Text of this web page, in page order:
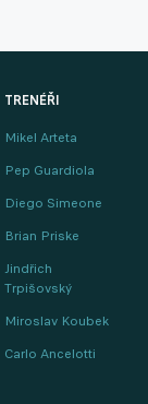
TRENÉŘI
Mikel Arteta
Pep Guardiola
Diego Simeone
Brian Priske
Jindřich
Trpišovský
Miroslav Koubek
Carlo Ancelotti